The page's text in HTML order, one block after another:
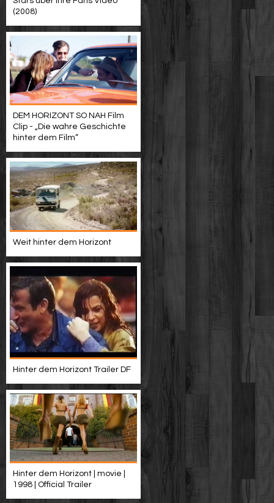
(2008)
DEM HORIZONT SO NAH Film
Clip - „Die wahre Geschichte
hinter dem Film“
Weit hinter dem Horizont
Hinter dem Horizont Trailer DF
Hinter dem Horizont | movie |
1998 | Official Trailer